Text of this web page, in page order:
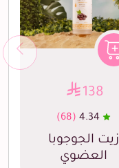
138
4.34
(68)
زيت الجوجوبا
العضوي